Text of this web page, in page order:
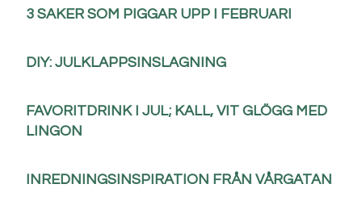
3 SAKER SOM PIGGAR UPP I FEBRUARI
DIY: JULKLAPPSINSLAGNING
FAVORITDRINK I JUL; KALL, VIT GLÖGG MED
LINGON
INREDNINGSINSPIRATION FRÅN VÅRGATAN